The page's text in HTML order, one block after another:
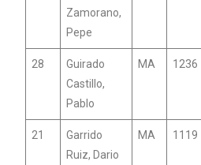
Zamorano,
Pepe
28
Guirado
Castillo,
Pablo
MA 1236
21
Garrido
Ruiz, Dario
MA 1119